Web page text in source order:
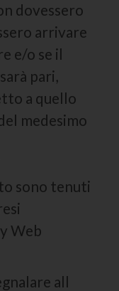
dovessero
arrivare
e/o se il
pari,
a quello
medesimo
sono tenuti
Web
all